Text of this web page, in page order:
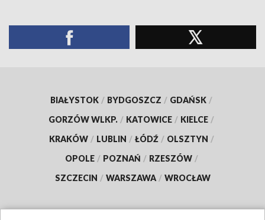
BIAŁYSTOK / BYDGOSZCZ / GDAŃSK /
GORZÓW WLKP. / KATOWICE / KIELCE /
KRAKÓW / LUBLIN / ŁÓDŹ / OLSZTYN /
OPOLE / POZNAŃ / RZESZÓW /
SZCZECIN / WARSZAWA / WROCŁAW